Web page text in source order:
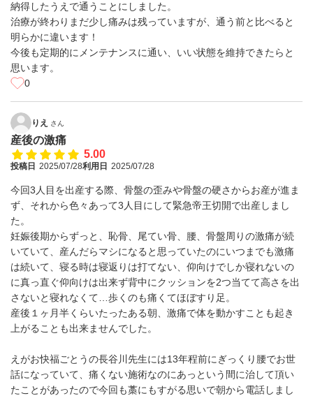
納得したうえで通うことにしました。
治療が終わりまだ少し痛みは残っていますが、通う前と比べると
明らかに違います！
今後も定期的にメンテナンスに通い、いい状態を維持できたらと
思います。
0
りえ さん
産後の激痛
5.00
投稿日 2025/07/28利用日 2025/07/28
今回3人目を出産する際、骨盤の歪みや骨盤の硬さからお産が進ま
ず、それから色々あって3人目にして緊急帝王切開で出産しまし
た。
妊娠後期からずっと、恥骨、尾てい骨、腰、骨盤周りの激痛が続
いていて、産んだらマシになると思っていたのにいつまでも激痛
は続いて、寝る時は寝返りは打てない、仰向けでしか寝れないの
に真っ直ぐ仰向けは出来ず背中にクッションを2つ当てて高さを出
さないと寝れなくて…歩くのも痛くてほぼすり足。
産後１ヶ月半くらいたったある朝、激痛で体を動かすことも起き
上がることも出来ませんでした。
えがお快福ごとうの長谷川先生には13年程前にぎっくり腰でお世
話になっていて、痛くない施術なのにあっという間に治して頂い
たことがあったので今回も藁にもすがる思いで朝から電話しまし